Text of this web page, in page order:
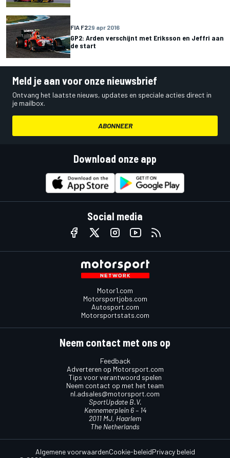
FIA F229 apr 2016
GP2: Arden verschijnt met Eriksson en Jeffri aan
de start
Meld je aan voor onze nieuwsbrief
Ontvang het laatste nieuws, updates en speciale acties direct in
je mailbox.
ABONNEER
Download onze app
Social media
Motor1.com
Motorsportjobs.com
Autosport.com
Motorsportstats.com
Neem contact met ons op
Feedback
Adverteren op Motorsport.com
Tips voor verantwoord spelen
Neem contact op met het team
nl.adsales@motorsport.com
SportUpdate B.V.
Kennemerplein 6 – 14
2011 MJ, Haarlem
The Netherlands
Algemene voorwaardenCookie-beleidPrivacy beleid